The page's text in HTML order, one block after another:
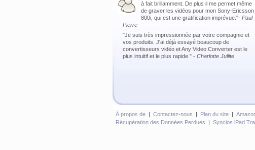
à fait brillamment. De plus il me permet même
de graver les vidéos pour mon Sony-Ericsson
800i, qui est une gratification imprévue."- Paul
Pierre
"Je suis très impressionnée par votre compagnie et
vos produits. J'ai déjà essayé beaucoup de
convertisseurs vidéo et Any Video Converter est le
plus intuitif et le plus rapide." - Charlotte Jullite
À propos de | Contactez-nous | Plan du site |
Récupération des Données Perdues
| Syncios iPad